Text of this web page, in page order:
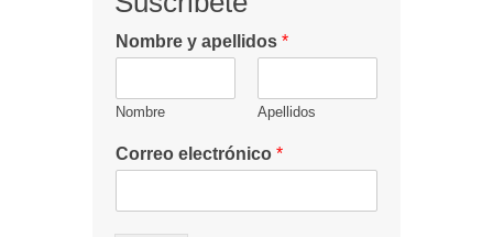
Nombre y apellidos *
Nombre Apellidos
Correo electrónico *